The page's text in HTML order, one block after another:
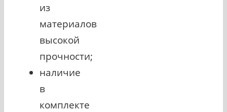
из
материалов
высокой
прочности;
наличие
в
комплекте